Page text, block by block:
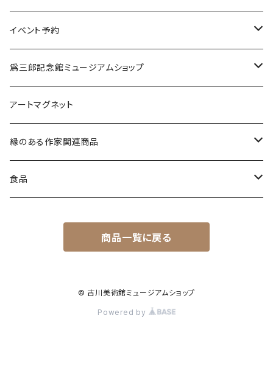
各種ケース
ミラー
掛軸たとう
縦型
横型
茶筅
マグ茶筅
その他
投扇興 扇子2本セット
新規
更新
イベント予約
弘法市の日に巡る 覚王山・城山 歴史文化と美術散策
11月21日（金）
12月21日（日）
爲三郎記念館ミュージアムショップ
季節の商品
茶道具
アートマグネット
縁のある作家関連商品
一筆箋
食品
スペシャルティコーヒー
商品一覧に戻る
© 古川美術館ミュージアムショップ
Powered by